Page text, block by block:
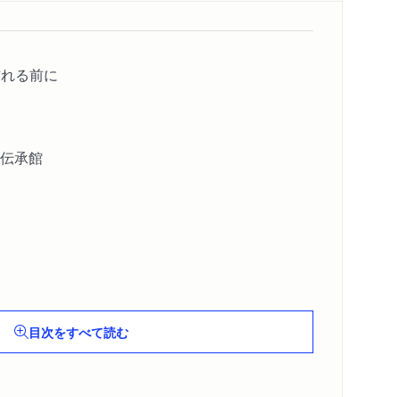
る前に
承館
目次をすべて読む